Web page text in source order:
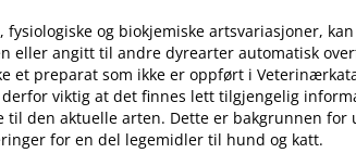
fysiologiske og biokjemiske artsvariasjoner,
eller angitt til andre dyrearter automatisk
et preparat som ikke er oppført i
viktig at det finnes lett tilgjengelig
til den aktuelle arten. Dette er bakgrunnen for
for en del legemidler til hund og katt.